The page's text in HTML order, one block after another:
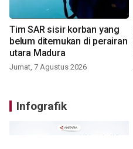
Tim SAR sisir korban yang
belum ditemukan di perairan
utara Madura
Jumat, 7 Agustus 2026
Infografik